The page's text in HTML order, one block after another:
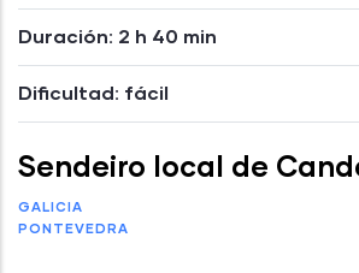
Duración: 2 h 40 min
Dificultad: fácil
Sendeiro local de
GALICIA
PONTEVEDRA